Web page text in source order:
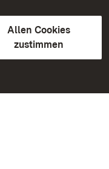
Allen Cookies
zustimmen